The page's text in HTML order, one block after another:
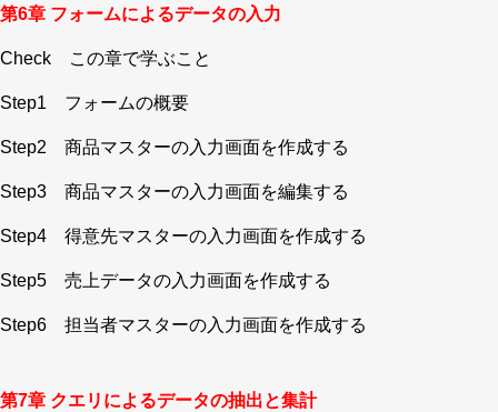
第6章 フォームによるデータの入力
Check この章で学ぶこと
Step1 フォームの概要
Step2 商品マスターの入力画面を作成する
Step3 商品マスターの入力画面を編集する
Step4 得意先マスターの入力画面を作成する
Step5 売上データの入力画面を作成する
Step6 担当者マスターの入力画面を作成する
第7章 クエリによるデータの抽出と集計